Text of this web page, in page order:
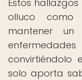
Estos
olluco
mantener
convirtiéndolo
solo aporta